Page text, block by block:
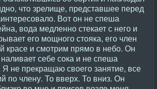
что зрелище, представшее перед
Вот он не спеша
вода медленно стекает с него и
его мощного стояка, его член
красе и смотрим прямо в небо. Он
себе сока и не спеша
не прекращаю своего занятие, все
по члену. То вверх. То вниз. Он